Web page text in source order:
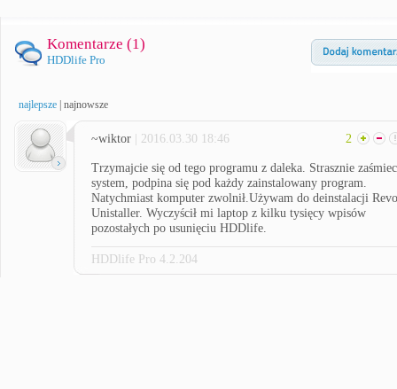
Komentarze (1)
HDDlife Pro
najlepsze najnowsze
~wiktor | 2016.03.30 18:46 2
Trzymajcie się od tego programu z daleka. Strasznie
system, podpina się pod każdy zainstalowany program.
Natychmiast komputer zwolnił.Używam do deinstalacji Revo
Unistaller. Wyczyścił mi laptop z kilku tysięcy wpisów
pozostałych po usunięciu HDDlife.
HDDlife Pro 4.2.204